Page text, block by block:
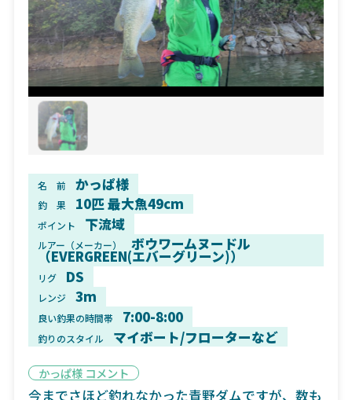
名 前 かっぱ様
釣 果 10匹 最大魚49cm
ポイント 下流域
ルアー（メーカー） ボウワームヌードル
（EVERGREEN(エバーグリーン)）
リグ DS
レンジ 3m
良い釣果の時間帯 7:00-8:00
釣りのスタイル マイボート/フローターなど
かっぱ様 コメント
今までさほど釣れなかった青野ダムですが、数も